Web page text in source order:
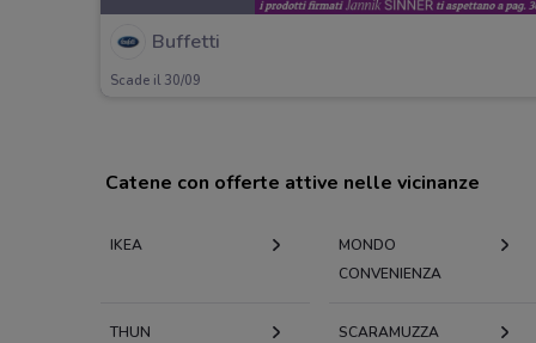
Buffetti
Scade il 30/09
Catene con offerte attive nelle vicinanze
IKEA
MONDO
CONVENIENZA
THUN SCARAMUZZA